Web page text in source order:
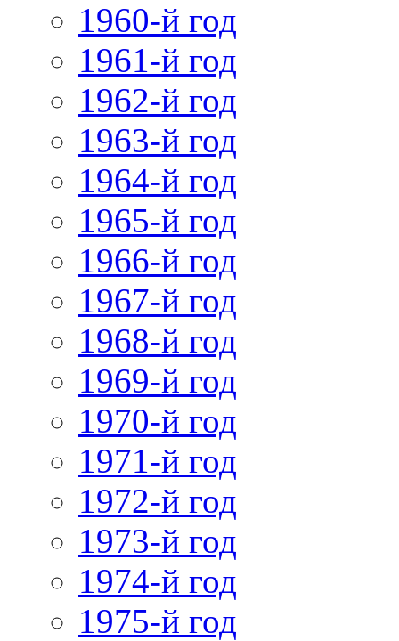
1960-й год
1961-й год
1962-й год
1963-й год
1964-й год
1965-й год
1966-й год
1967-й год
1968-й год
1969-й год
1970-й год
1971-й год
1972-й год
1973-й год
1974-й год
1975-й год